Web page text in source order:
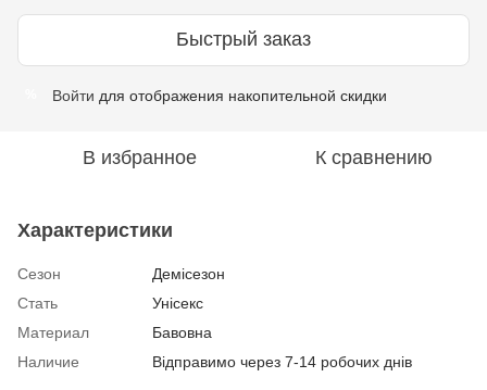
Быстрый заказ
Войти для отображения накопительной скидки
В избранное К сравнению
Характеристики
Сезон
Демісезон
Стать
Унісекс
Материал
Бавовна
Наличие
Відправимо через 7-14 робочих днів